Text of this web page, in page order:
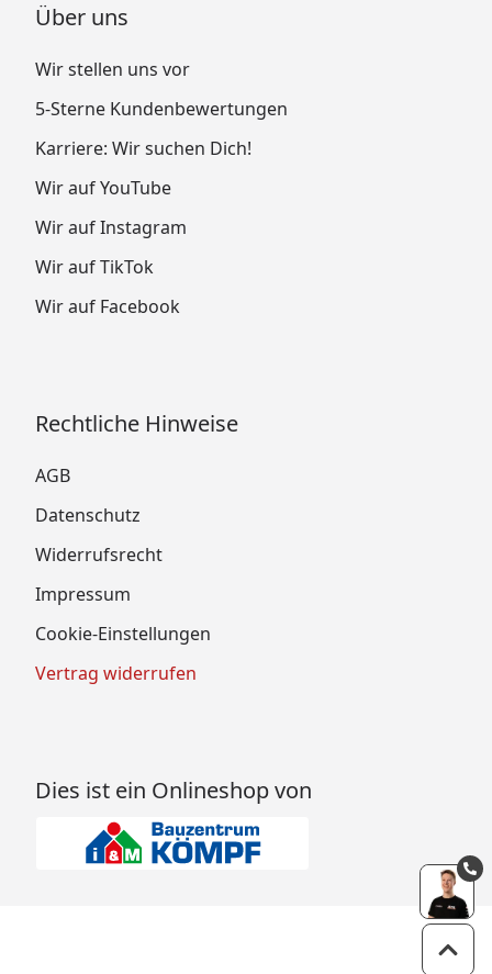
Über uns
Wir stellen uns vor
5-Sterne Kundenbewertungen
Karriere: Wir suchen Dich!
Wir auf YouTube
Wir auf Instagram
Wir auf TikTok
Wir auf Facebook
Rechtliche Hinweise
AGB
Datenschutz
Widerrufsrecht
Impressum
Cookie-Einstellungen
Vertrag widerrufen
Dies ist ein Onlineshop von